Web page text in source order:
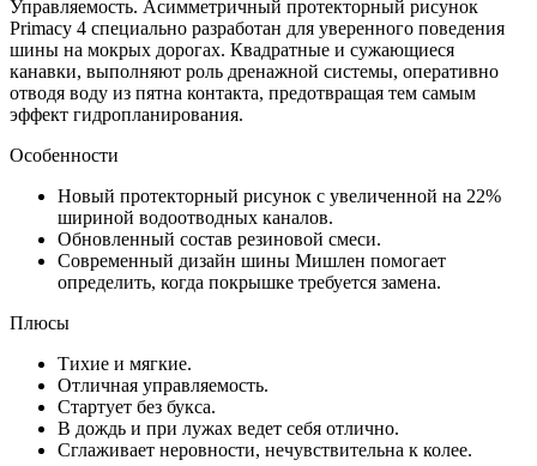
Управляемость. Асимметричный протекторный рисунок
Primacy 4 специально разработан для уверенного поведения
шины на мокрых дорогах. Квадратные и сужающиеся
канавки, выполняют роль дренажной системы, оперативно
отводя воду из пятна контакта, предотвращая тем самым
эффект гидропланирования.
Особенности
Новый протекторный рисунок с увеличенной на 22%
шириной водоотводных каналов.
Обновленный состав резиновой смеси.
Современный дизайн шины Мишлен помогает
определить, когда покрышке требуется замена.
Плюсы
Тихие и мягкие.
Отличная управляемость.
Стартует без букса.
В дождь и при лужах ведет себя отлично.
Сглаживает неровности, нечувствительна к колее.